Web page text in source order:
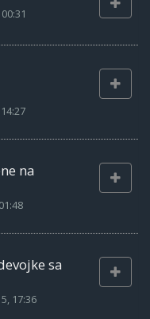
na
sa
17:36